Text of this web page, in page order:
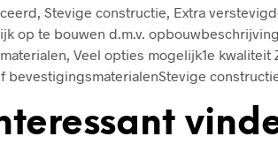
Stevige constructie, Extra
op te bouwen d.m.v.
Veel opties mogelijk1e kwaliteit
bevestigingsmaterialenStevige